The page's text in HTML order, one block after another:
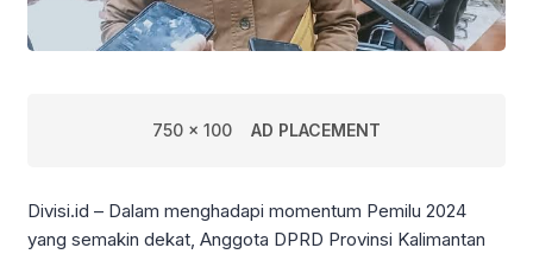
750 x 100 AD PLACEMENT
Divisi.id – Dalam menghadapi momentum Pemilu 2024
yang semakin dekat, Anggota DPRD Provinsi Kalimantan